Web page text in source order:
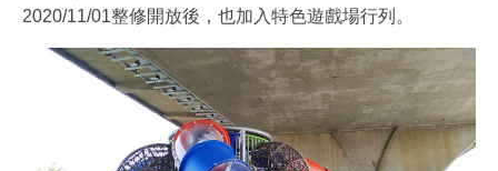
2020/11/01整修開放後，也加入特色遊戲場行列。